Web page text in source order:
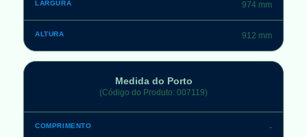
974 mm
912 mm
Medida do Porto
(Código do Produto: 007119)
-